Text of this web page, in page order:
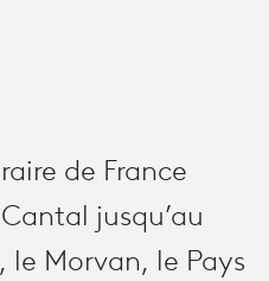
de France
jusqu’au
le Morvan, le Pays